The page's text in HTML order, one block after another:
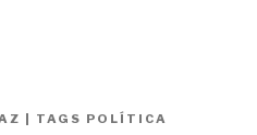
| TAGS POLÍTICA